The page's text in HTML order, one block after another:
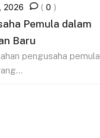
2026 ( 0 )
Pemula dalam
Baru
pengusaha pemula